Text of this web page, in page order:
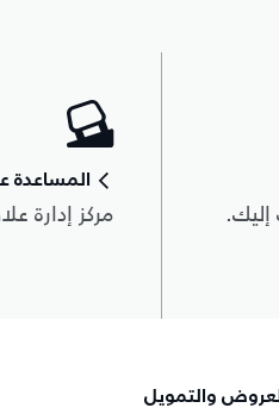
المساعدة
مركز إدارة
العروض والتمويل